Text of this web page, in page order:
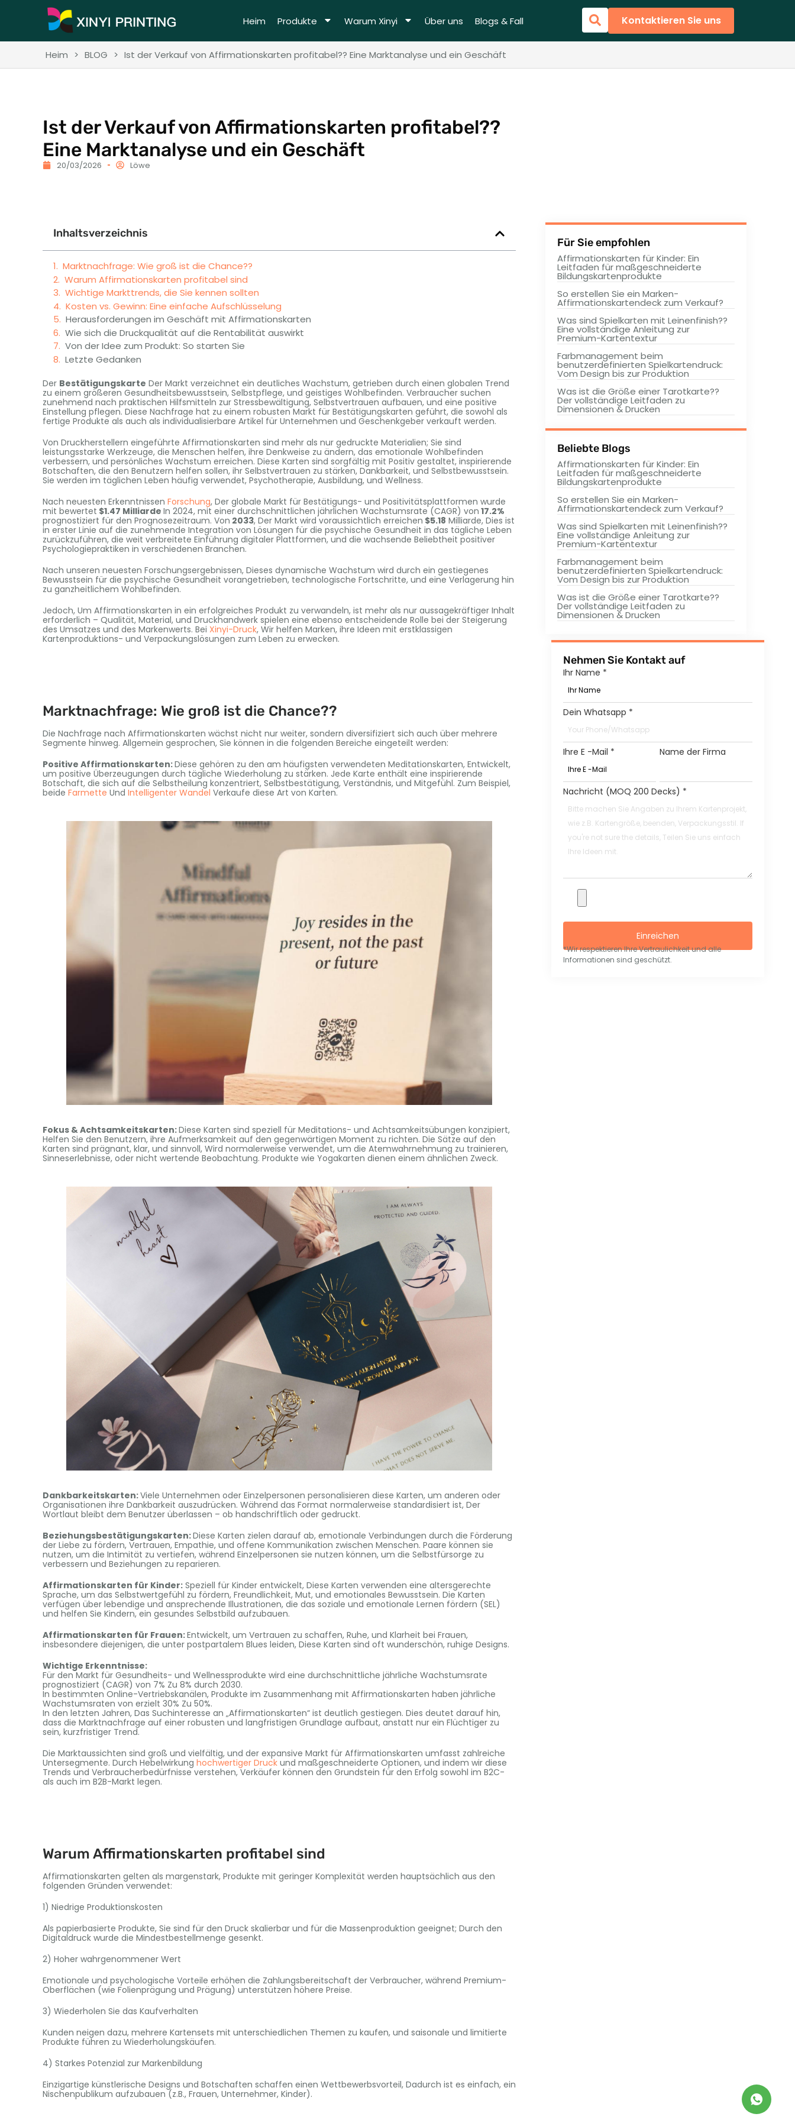
Heim Produkte Warum Xinyi Über uns Blogs & Fall Kontaktieren Sie uns
Heim > BLOG > Ist der Verkauf von Affirmationskarten profitabel?? Eine Marktanalyse und ein Geschäft
Ist der Verkauf von Affirmationskarten profitabel??
Eine Marktanalyse und ein Geschäft
20/03/2026 Löwe
Inhaltsverzeichnis
Marktnachfrage: Wie groß ist die Chance??
Warum Affirmationskarten profitabel sind
Wichtige Markttrends, die Sie kennen sollten
Kosten vs. Gewinn: Eine einfache Aufschlüsselung
Herausforderungen im Geschäft mit Affirmationskarten
Wie sich die Druckqualität auf die Rentabilität auswirkt
Von der Idee zum Produkt: So starten Sie
Letzte Gedanken
Der Bestätigungskarte Der Markt verzeichnet ein deutliches Wachstum, getrieben durch einen globalen Trend
zu einem größeren Gesundheitsbewusstsein, Selbstpflege, und geistiges Wohlbefinden. Verbraucher suchen
zunehmend nach praktischen Hilfsmitteln zur Stressbewältigung, Selbstvertrauen aufbauen, und eine positive
Einstellung pflegen. Diese Nachfrage hat zu einem robusten Markt für Bestätigungskarten geführt, die sowohl als
fertige Produkte als auch als individualisierbare Artikel für Unternehmen und Geschenkgeber verkauft werden.
Von Druckherstellern eingeführte Affirmationskarten sind mehr als nur gedruckte Materialien; Sie sind
leistungsstarke Werkzeuge, die Menschen helfen, ihre Denkweise zu ändern, das emotionale Wohlbefinden
verbessern, und persönliches Wachstum erreichen. Diese Karten sind sorgfältig mit Positiv gestaltet, inspirierende
Botschaften, die den Benutzern helfen sollen, ihr Selbstvertrauen zu stärken, Dankbarkeit, und Selbstbewusstsein.
Sie werden im täglichen Leben häufig verwendet, Psychotherapie, Ausbildung, und Wellness.
Nach neuesten Erkenntnissen Forschung, Der globale Markt für Bestätigungs- und Positivitätsplattformen wurde
mit bewertet $1.47 Milliarde In 2024, mit einer durchschnittlichen jährlichen Wachstumsrate (CAGR) von 17.2%
prognostiziert für den Prognosezeitraum. Von 2033, Der Markt wird voraussichtlich erreichen $5.18 Milliarde, Dies ist
in erster Linie auf die zunehmende Integration von Lösungen für die psychische Gesundheit in das tägliche Leben
zurückzuführen, die weit verbreitete Einführung digitaler Plattformen, und die wachsende Beliebtheit positiver
Psychologiepraktiken in verschiedenen Branchen.
Nach unseren neuesten Forschungsergebnissen, Dieses dynamische Wachstum wird durch ein gestiegenes
Bewusstsein für die psychische Gesundheit vorangetrieben, technologische Fortschritte, und eine Verlagerung hin
zu ganzheitlichem Wohlbefinden.
Jedoch, Um Affirmationskarten in ein erfolgreiches Produkt zu verwandeln, ist mehr als nur aussagekräftiger Inhalt
erforderlich – Qualität, Material, und Druckhandwerk spielen eine ebenso entscheidende Rolle bei der Steigerung
des Umsatzes und des Markenwerts. Bei Xinyi-Druck, Wir helfen Marken, ihre Ideen mit erstklassigen
Kartenproduktions- und Verpackungslösungen zum Leben zu erwecken.
Marktnachfrage: Wie groß ist die Chance??
Die Nachfrage nach Affirmationskarten wächst nicht nur weiter, sondern diversifiziert sich auch über mehrere
Segmente hinweg. Allgemein gesprochen, Sie können in die folgenden Bereiche eingeteilt werden:
Positive Affirmationskarten:Diese gehören zu den am häufigsten verwendeten Meditationskarten, Entwickelt,
um positive Überzeugungen durch tägliche Wiederholung zu stärken. Jede Karte enthält eine inspirierende
Botschaft, die sich auf die Selbstheilung konzentriert, Selbstbestätigung, Verständnis, und Mitgefühl. Zum Beispiel,
beide Farmette Und Intelligenter Wandel Verkaufe diese Art von Karten.
Fokus & Achtsamkeitskarten:Diese Karten sind speziell für Meditations- und Achtsamkeitsübungen konzipiert,
Helfen Sie den Benutzern, ihre Aufmerksamkeit auf den gegenwärtigen Moment zu richten. Die Sätze auf den
Karten sind prägnant, klar, und sinnvoll, Wird normalerweise verwendet, um die Atemwahrnehmung zu trainieren,
Sinneserlebnisse, oder nicht wertende Beobachtung. Produkte wie Yogakarten dienen einem ähnlichen Zweck.
Dankbarkeitskarten:Viele Unternehmen oder Einzelpersonen personalisieren diese Karten, um anderen oder
Organisationen ihre Dankbarkeit auszudrücken. Während das Format normalerweise standardisiert ist, Der
Wortlaut bleibt dem Benutzer überlassen – ob handschriftlich oder gedruckt.
Beziehungsbestätigungskarten:Diese Karten zielen darauf ab, emotionale Verbindungen durch die Förderung
der Liebe zu fördern, Vertrauen, Empathie, und offene Kommunikation zwischen Menschen. Paare können sie
nutzen, um die Intimität zu vertiefen, während Einzelpersonen sie nutzen können, um die Selbstfürsorge zu
verbessern und Beziehungen zu reparieren.
Affirmationskarten für Kinder: Speziell für Kinder entwickelt, Diese Karten verwenden eine altersgerechte
Sprache, um das Selbstwertgefühl zu fördern, Freundlichkeit, Mut, und emotionales Bewusstsein. Die Karten
verfügen über lebendige und ansprechende Illustrationen, die das soziale und emotionale Lernen fördern (SEL)
und helfen Sie Kindern, ein gesundes Selbstbild aufzubauen.
Affirmationskarten für Frauen:Entwickelt, um Vertrauen zu schaffen, Ruhe, und Klarheit bei Frauen,
insbesondere diejenigen, die unter postpartalem Blues leiden, Diese Karten sind oft wunderschön, ruhige Designs.
Wichtige Erkenntnisse:
Für den Markt für Gesundheits- und Wellnessprodukte wird eine durchschnittliche jährliche Wachstumsrate
prognostiziert (CAGR) von 7% Zu 8% durch 2030.
In bestimmten Online-Vertriebskanälen, Produkte im Zusammenhang mit Affirmationskarten haben jährliche
Wachstumsraten von erzielt 30% Zu 50%.
In den letzten Jahren, Das Suchinteresse an „Affirmationskarten“ ist deutlich gestiegen. Dies deutet darauf hin,
dass die Marktnachfrage auf einer robusten und langfristigen Grundlage aufbaut, anstatt nur ein Flüchtiger zu
sein, kurzfristiger Trend.
Die Marktaussichten sind groß und vielfältig, und der expansive Markt für Affirmationskarten umfasst zahlreiche
Untersegmente. Durch Hebelwirkung hochwertiger Druck und maßgeschneiderte Optionen, und indem wir diese
Trends und Verbraucherbedürfnisse verstehen, Verkäufer können den Grundstein für den Erfolg sowohl im B2C-
als auch im B2B-Markt legen.
Warum Affirmationskarten profitabel sind
Affirmationskarten gelten als margenstark, Produkte mit geringer Komplexität werden hauptsächlich aus den
folgenden Gründen verwendet:
1) Niedrige Produktionskosten
Als papierbasierte Produkte, Sie sind für den Druck skalierbar und für die Massenproduktion geeignet; Durch den
Digitaldruck wurde die Mindestbestellmenge gesenkt.
2) Hoher wahrgenommener Wert
Emotionale und psychologische Vorteile erhöhen die Zahlungsbereitschaft der Verbraucher, während Premium-
Oberflächen (wie Folienprägung und Prägung) unterstützen höhere Preise.
3) Wiederholen Sie das Kaufverhalten
Kunden neigen dazu, mehrere Kartensets mit unterschiedlichen Themen zu kaufen, und saisonale und limitierte
Produkte führen zu Wiederholungskäufen.
4) Starkes Potenzial zur Markenbildung
Einzigartige künstlerische Designs und Botschaften schaffen einen Wettbewerbsvorteil, Dadurch ist es einfach, ein
Nischenpublikum aufzubauen (z.B., Frauen, Unternehmer, Kinder).
Für Sie empfohlen
Affirmationskarten für Kinder: Ein
Leitfaden für maßgeschneiderte
Bildungskartenprodukte
So erstellen Sie ein Marken-
Affirmationskartendeck zum Verkauf?
Was sind Spielkarten mit Leinenfinish??
Eine vollständige Anleitung zur
Premium-Kartentextur
Farbmanagement beim
benutzerdefinierten Spielkartendruck:
Vom Design bis zur Produktion
Was ist die Größe einer Tarotkarte??
Der vollständige Leitfaden zu
Dimensionen & Drucken
Beliebte Blogs
Affirmationskarten für Kinder: Ein
Leitfaden für maßgeschneiderte
Bildungskartenprodukte
So erstellen Sie ein Marken-
Affirmationskartendeck zum Verkauf?
Was sind Spielkarten mit Leinenfinish??
Eine vollständige Anleitung zur
Premium-Kartentextur
Farbmanagement beim
benutzerdefinierten Spielkartendruck:
Vom Design bis zur Produktion
Was ist die Größe einer Tarotkarte??
Der vollständige Leitfaden zu
Dimensionen & Drucken
Nehmen Sie Kontakt auf
Ihr Name *
Dein Whatsapp *
Ihre E -Mail * Name der Firma
Nachricht (MOQ 200 Decks) *
Einreichen
*Wir respektieren Ihre Vertraulichkeit und alle
Informationen sind geschützt.